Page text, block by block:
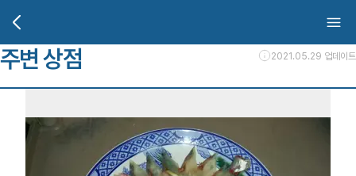
주변 상점 2021.05.29 업데이트